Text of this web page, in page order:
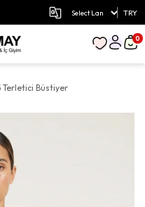
TRY
0
Terletici Büstiyer